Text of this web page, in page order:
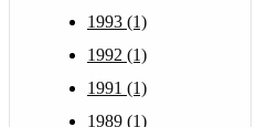
1993 (1)
1992 (1)
1991 (1)
1989 (1)